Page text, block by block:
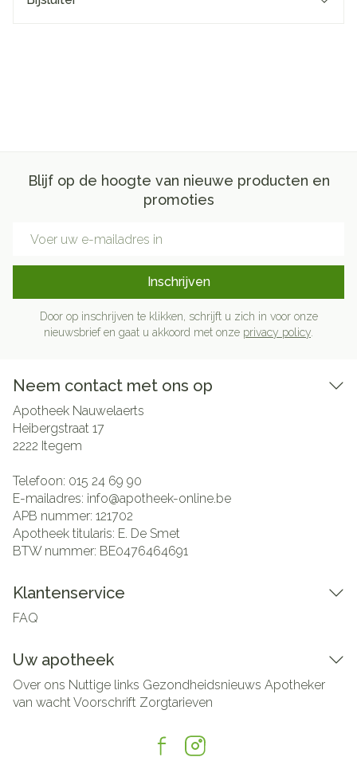
Blijf op de hoogte van nieuwe producten en
promoties
Inschrijven
Door op inschrijven te klikken, schrijft u zich in voor onze
nieuwsbrief en gaat u akkoord met onze privacy policy
Neem contact met ons op
Apotheek Nauwelaerts
Heibergstraat 17
2222 Itegem
Telefoon: 015 24 69 90
E-mailadres: info@apotheek-online.be
APB nummer: 121702
Apotheek titularis: E. De Smet
BTW nummer: BE0476464691
Klantenservice
FAQ
Uw apotheek
Over ons Nuttige links Gezondheidsnieuws Apotheker
van wachtVoorschrift Zorgtarieven